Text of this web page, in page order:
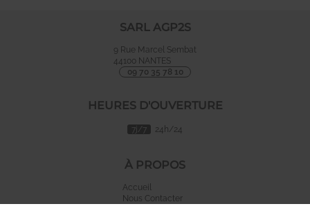
SARL AGP2S
9 Rue Marcel Sembat
44100 NANTES
09 70 35 78 10
HEURES D'OUVERTURE
7j/7 24h/24
À PROPOS
Accueil
Nous Contacter